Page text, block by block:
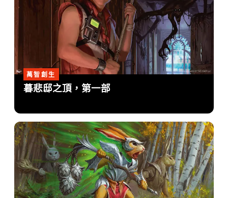
萬智創生
暮悲邸之頂，第一部